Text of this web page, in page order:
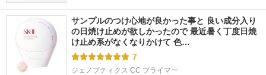
サンプルのつけ心地が良かった事と 良い成分入り
の日焼け止めが欲しかったので 最近暑く丁度日焼
け止め系がなくなりかけて 色…
7
ジェノプティクス CC プライマー